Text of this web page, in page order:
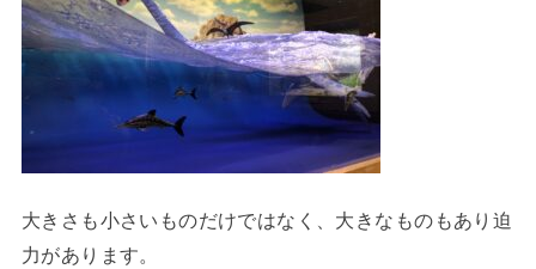
大きさも小さいものだけではなく、大きなものもあり迫
力があります。